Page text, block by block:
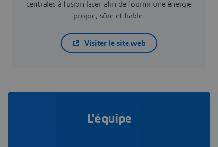
centrales à fusion laser afin de fournir une énergie
propre, sûre et fiable.
Visiter le site web
L'équipe